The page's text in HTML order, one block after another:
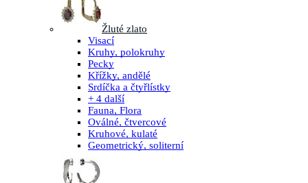
Žluté zlato
Visací
Kruhy, polokruhy
Pecky
Křížky, andělé
Srdíčka a čtyřlístky
+ 4 další
Fauna, Flora
Oválné, čtvercové
Kruhové, kulaté
Geometrický, soliterní